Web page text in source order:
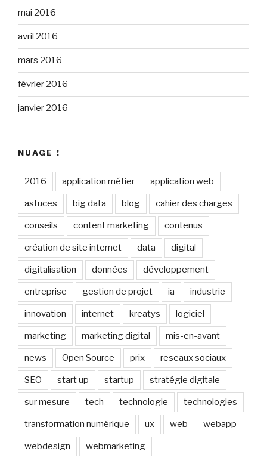
mai 2016
avril 2016
mars 2016
février 2016
janvier 2016
NUAGE !
2016 application métier application web
astuces big data blog cahier des charges
conseils content marketing contenus
création de site internet data digital
digitalisation données développement
entreprise gestion de projet ia industrie
innovation internet kreatys logiciel
marketing marketing digital mis-en-avant
news Open Source prix reseaux sociaux
SEO start up startup stratégie digitale
sur mesure tech technologie technologies
transformation numérique ux web webapp
webdesign webmarketing